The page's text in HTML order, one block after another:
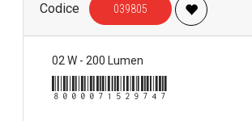
Codice 039805
02 W - 200 Lumen
8000071529747